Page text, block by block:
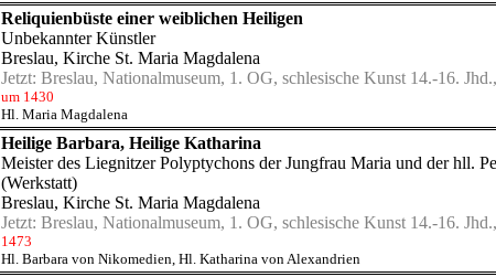
Reliquienbüste einer weiblichen Heiligen
Unbekannter Künstler
Breslau, Kirche St. Maria Magdalena
Jetzt: Breslau, Nationalmuseum, 1. OG, schlesische Kunst 14.-16.
um 1430
Hl. Maria Magdalena
Heilige Barbara, Heilige Katharina
Meister des Liegnitzer Polyptychons der Jungfrau Maria und der hll.
(Werkstatt)
Breslau, Kirche St. Maria Magdalena
Jetzt: Breslau, Nationalmuseum, 1. OG, schlesische Kunst 14.-16.
1473
Hl. Barbara von Nikomedien, Hl. Katharina von Alexandrien